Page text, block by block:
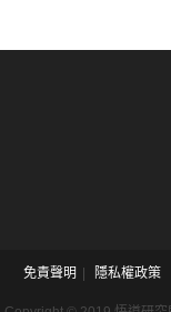
免責聲明 隱私權政策